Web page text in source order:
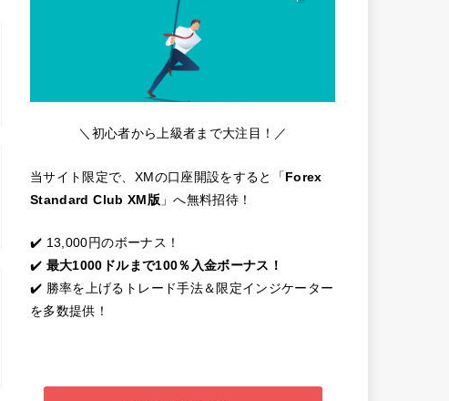
＼初心者から上級者まで大注目！／
当サイト限定で、XMの口座開設をすると「Forex
Standard Club XM版 」へ無料招待！
✔️ 13,000円のボーナス！
✔️ 最大1000ドルまで100％入金ボーナス！
✔️ 勝率を上げるトレード手法＆限定インジケーター
を多数提供！